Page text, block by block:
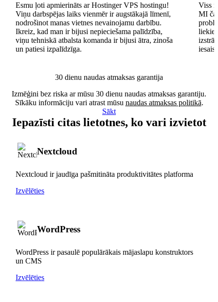
Esmu ļoti apmierināts ar Hostinger VPS hostingu!
Viņu darbspējas laiks vienmēr ir augstākajā līmenī,
nodrošinot manas vietnes nevainojamu darbību.
Ikreiz, kad man ir bijusi nepieciešama palīdzība,
viņu tehniskā atbalsta komanda ir bijusi ātra, zinoša
un patiesi izpalīdzīga.
Viss
MI
30 dienu naudas atmaksas garantija
Izmēģini bez riska ar mūsu 30 dienu naudas atmaksas garantiju.
Sīkāku informāciju vari atrast mūsu naudas atmaksas politikā.
Sākt
Iepazīsti citas lietotnes, ko vari izvietot
Nextcloud
Nextcloud ir jaudīga pašmitināta produktivitātes platforma
Izvēlēties
WordPress
WordPress ir pasaulē populārākais mājaslapu konstruktors
un CMS
Izvēlēties